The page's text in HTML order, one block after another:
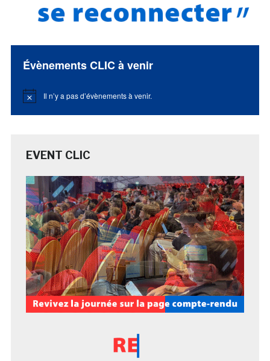
Évènements CLIC à venir
Notice Il n’y a pas d’évènements à venir.
EVENT CLIC